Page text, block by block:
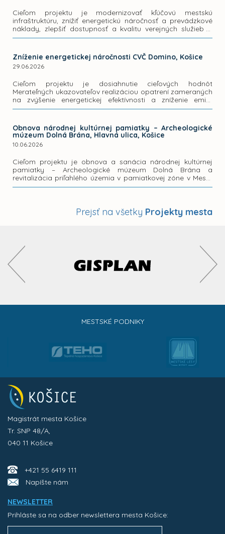
Cieľom projektu je modernizovať kľúčovú mestskú
infraštruktúru, znížiť energetickú náročnosť a prevádzkové
náklady, zlepšiť dostupnosť a kvalitu verejných služieb a
posilniť klimatickú odolnosť mesta.
Zníženie energetickej náročnosti CVČ Domino, Košice
29.06.2026
Cieľom projektu je dosiahnutie cieľových hodnôt
Merateľných ukazovateľov realizáciou opatrení zameraných
na zvýšenie energetickej efektívnosti a zníženie emisií
skleníkových plynov verejnej budovy a podpora využívania
Obnova národnej kultúrnej pamiatky – Archeologické
múzeum Dolná Brána, Hlavná ulica, Košice
10.06.2026
Cieľom projektu je obnova a sanácia národnej kultúrnej
pamiatky – Archeologické múzeum Dolná Brána a
revitalizácia priľahlého územia v pamiatkovej zóne v Meste
Košice za účelom zachovania kultúrneho dedičstva.
Prejsť na všetky Projekty mesta
MESTSKÉ PODNIKY
Magistrát mesta Košice
Tr. SNP 48/A,
040 11 Košice
+421 55 6419 111
Napíšte nám
NEWSLETTER
Prihláste sa na odber newslettera mesta Košice: